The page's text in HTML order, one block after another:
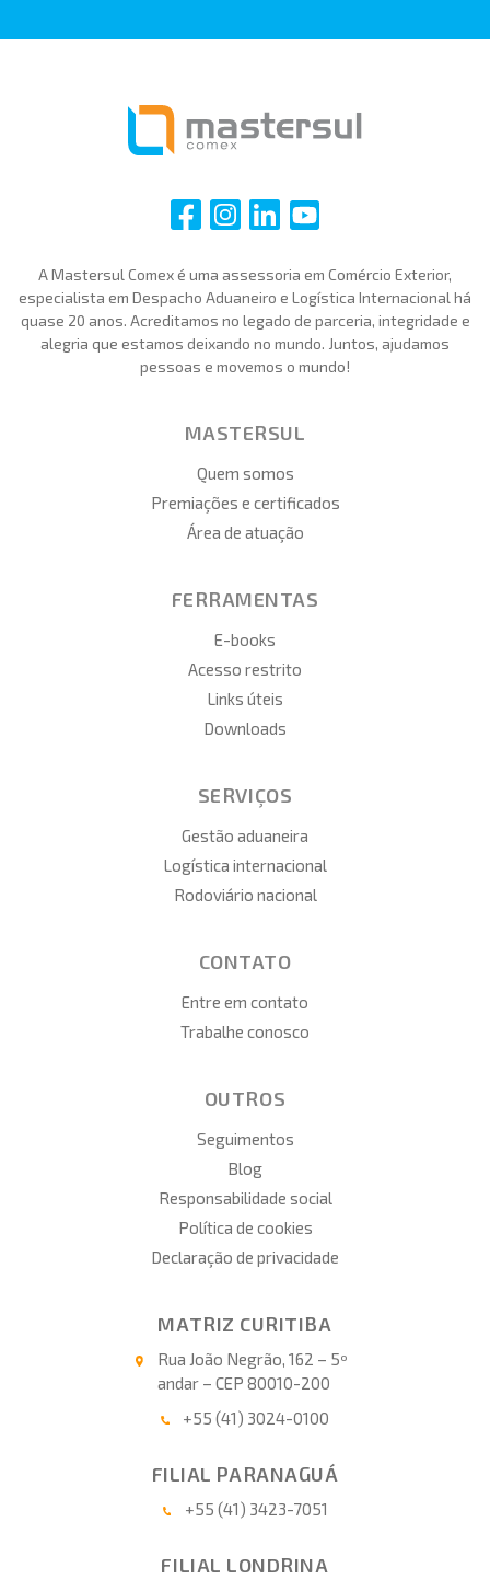
i i i i
A Mastersul Comex é uma assessoria em Comércio Exterior,
especialista em Despacho Aduaneiro e Logística Internacional há
quase 20 anos. Acreditamos no legado de parceria, integridade e
alegria que estamos deixando no mundo. Juntos, ajudamos
pessoas e movemos o mundo!
MASTERSUL
Quem somos
Premiações e certificados
Área de atuação
FERRAMENTAS
E-books
Acesso restrito
Links úteis
Downloads
SERVIÇOS
Gestão aduaneira
Logística internacional
Rodoviário nacional
CONTATO
Entre em contato
Trabalhe conosco
OUTROS
Seguimentos
Blog
Responsabilidade social
Política de cookies
Declaração de privacidade
MATRIZ CURITIBA
Rua João Negrão, 162 – 5º
andar – CEP 80010-200
+55 (41) 3024-0100
FILIAL PARANAGUÁ
+55 (41) 3423-7051
FILIAL LONDRINA